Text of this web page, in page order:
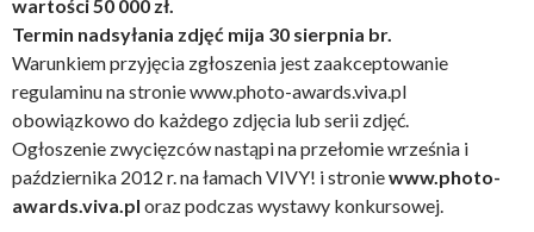
wartości 50 000 zł.
Termin nadsyłania zdjęć mija 30 sierpnia br.
Warunkiem przyjęcia zgłoszenia jest zaakceptowanie
regulaminu na stronie www.photo-awards.viva.pl
obowiązkowo do każdego zdjęcia lub serii zdjęć.
Ogłoszenie zwycięzców nastąpi na przełomie września i
października 2012 r. na łamach VIVY! i stroniewww.photo-
awards.viva.pl oraz podczas wystawy konkursowej.